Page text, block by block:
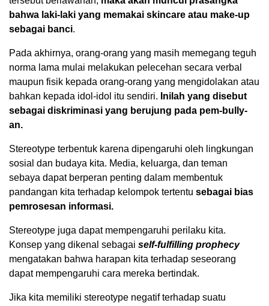
bahwa laki-laki yang memakai skincare atau make-up
sebagai banci.
Pada akhirnya, orang-orang yang masih memegang teguh
norma lama mulai melakukan pelecehan secara verbal
maupun fisik kepada orang-orang yang mengidolakan atau
bahkan kepada idol-idol itu sendiri. Inilah yang disebut
sebagai diskriminasi yang berujung pada pem-bully-
an.
Stereotype terbentuk karena dipengaruhi oleh lingkungan
sosial dan budaya kita. Media, keluarga, dan teman
sebaya dapat berperan penting dalam membentuk
pandangan kita terhadap kelompok tertentu sebagai bias
pemrosesan informasi.
Stereotype juga dapat mempengaruhi perilaku kita.
Konsep yang dikenal sebagai self-fulfilling prophecy
mengatakan bahwa harapan kita terhadap seseorang
dapat mempengaruhi cara mereka bertindak.
Jika kita memiliki stereotype negatif terhadap suatu